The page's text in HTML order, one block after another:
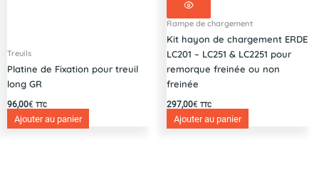
Treuils
Platine de Fixation pour treuil
long GR
96,00€ TTC
Ajouter au panier
Rampe de chargement
Kit hayon de chargement ERDE
LC201 – LC251 & LC2251 pour
remorque freinée ou non
freinée
297,00€ TTC
Ajouter au panier